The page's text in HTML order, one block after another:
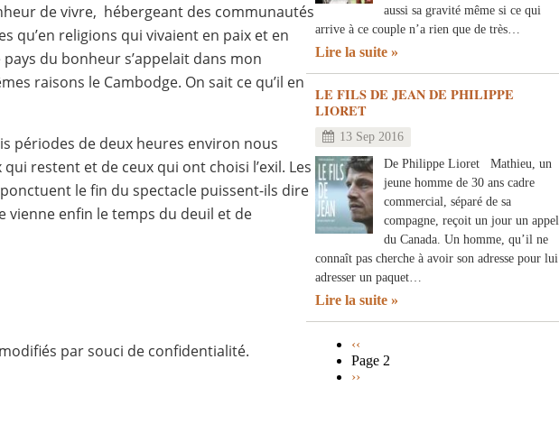
de vivre, hébergeant des communautés
qu’en religions qui vivaient en paix et en
du bonheur s’appelait dans mon
raisons le Cambodge. On sait ce qu’il en
périodes de deux heures environ nous
restent et de ceux qui ont choisi l’exil. Les
le fin du spectacle puissent-ils dire
vienne enfin le temps du deuil et de
par souci de confidentialité.
aussi sa gravité même si ce qui
arrive à ce couple n’a rien que de très…
Lire la suite
LE FILS DE JEAN DE PHILIPPE
LIORET
13 Sep 2016
De Philippe Lioret Mathieu, un
jeune homme de 30 ans cadre
commercial, séparé de sa
compagne, reçoit un jour un appel
du Canada. Un homme, qu’il ne
connaît pas cherche à avoir son adresse pour lui
adresser un paquet…
Lire la suite
Pagination
Page
précédente
‹‹
Page 2
Page
››